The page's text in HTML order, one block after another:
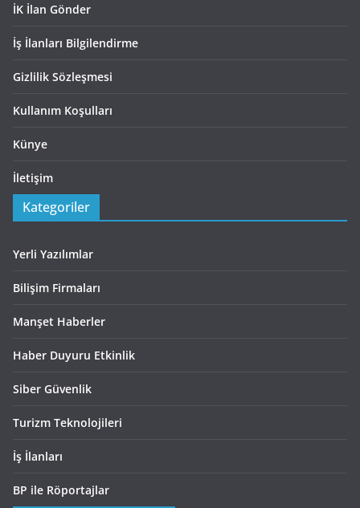
İK İlan Gönder
İş İlanları Bilgilendirme
Gizlilik Sözleşmesi
Kullanım Koşulları
Künye
İletişim
Kategoriler
Yerli Yazılımlar
Bilişim Firmaları
Manşet Haberler
Haber Duyuru Etkinlik
Siber Güvenlik
Turizm Teknolojileri
İş İlanları
BP ile Röportajlar